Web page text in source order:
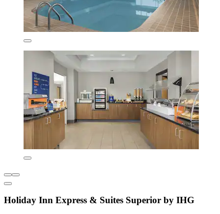
Holiday Inn Express & Suites Superior by IHG